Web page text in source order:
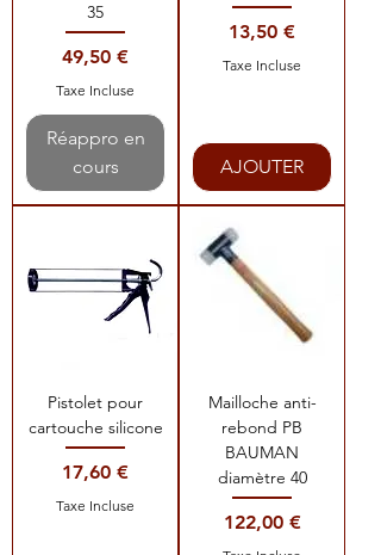
35
Prix
49,50 €
Taxe Incluse
Réappro en
cours
Prix
13,50 €
Taxe Incluse
AJOUTER
Pistolet pour
cartouche silicone
Prix
17,60 €
Taxe Incluse
Mailloche anti-
rebond PB
BAUMAN
diamètre 40
Prix
122,00 €